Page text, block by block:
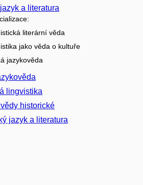
a literatura
literární věda
jako věda o kultuře
jazykověda
lingvistika
historické
jazyk a literatura